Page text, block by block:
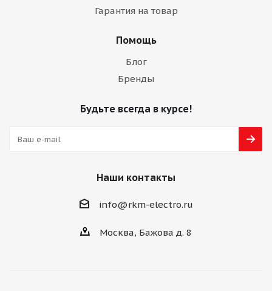
Гарантия на товар
Помощь
Блог
Бренды
Будьте всегда в курсе!
Наши контакты
info@rkm-electro.ru
Москва, Бажова д. 8